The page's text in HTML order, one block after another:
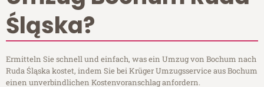
Śląska?
Ermitteln Sie schnell und einfach, was ein Umzug von Bochum nach
Ruda Śląska kostet, indem Sie bei Krüger Umzugsservice aus Bochum
einen unverbindlichen Kostenvoranschlag anfordern.